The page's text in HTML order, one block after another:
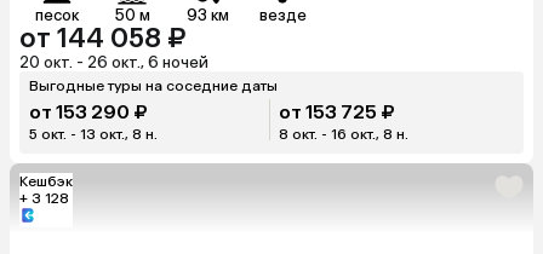
песок 50 м 93 км везде
от 144 058 ₽
20 окт. - 26 окт., 6 ночей
Выгодные туры на соседние даты
от 153 290 ₽
5 окт. - 13 окт., 8 н.
от 153 725 ₽
8 окт. - 16 окт., 8 н.
Кешбэк
+ 3 128